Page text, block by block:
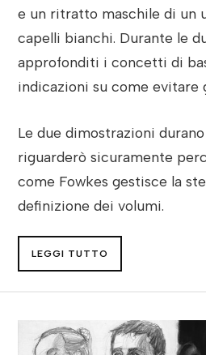
e un ritratto maschile di un
capelli bianchi. Durante le
approfonditi i concetti di
indicazioni su come evitare
Le due dimostrazioni
riguarderò sicuramente
come Fowkes gestisce la
definizione dei volumi.
LEGGI TUTTO